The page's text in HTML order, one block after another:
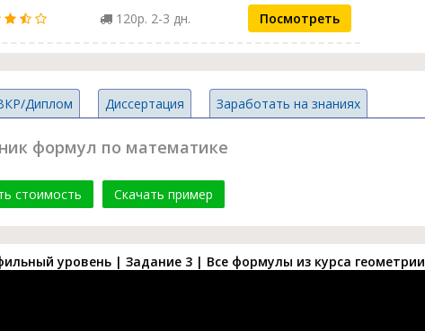
120р. 2-3 дн. Посмотреть
Диплом Диссертация Заработать на знаниях
формул по математике
стоимость Скачать пример
уровень | Задание 3 | Все формулы из курса геометрии